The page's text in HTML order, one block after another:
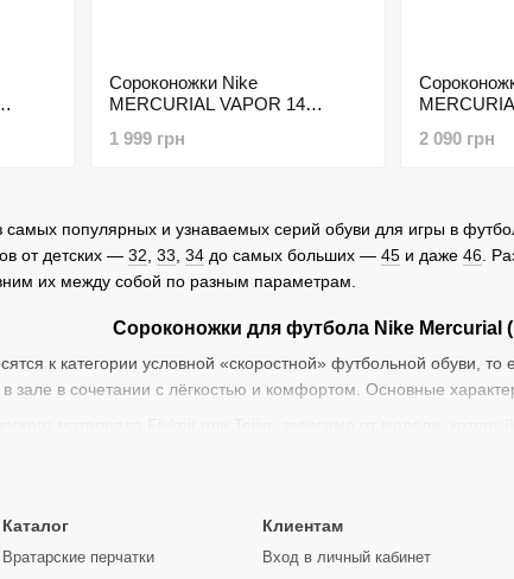
популярных и узнаваемых серий обуви для игры в
от детских — 32 33 34 до самых больших — 45 и даже 46 .
их между собой по разным параметрам.
Сороконожки для футбола Nike Mercurial
к категории условной «скоростной» футбольной обуви,
зале в сочетании с лёгкостью и комфортом. Основные
Dynamic Fit Collar, которая представляет собой эластичный
Сороконожки Nike
MERCURIAL VAPOR 14
1 999 грн 2 090 грн
Каталог
Вратарские перчатки
Клиентам
Вход в личный кабинет